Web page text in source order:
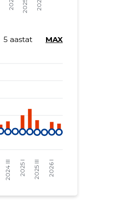
5 aastat MAX